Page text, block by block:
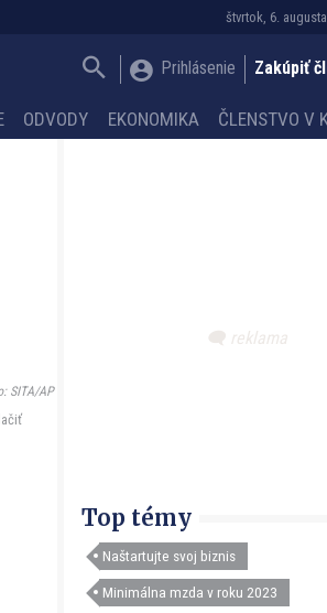
štvrtok, 6.
Prihlásenie Zakúpiť
ODVODY EKONOMIKA ČLENSTVO V
SITA/AP
Top témy
Naštartujte svoj biznis
Minimálna mzda v roku 2023